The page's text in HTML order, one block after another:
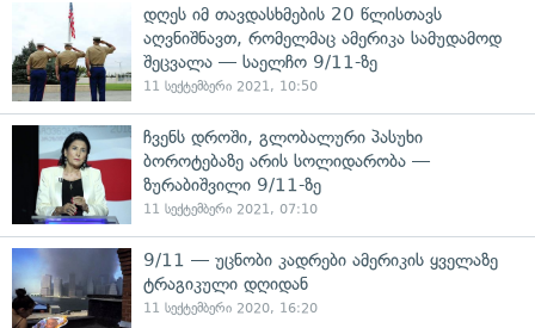
დღეს იმ თავდასხმების 20 წლისთავს
აღვნიშნავთ, რომელმაც ამერიკა სამუდამოდ
შეცვალა — საელჩო 9/11-ზე
11 სექტემბერი 2021, 10:50
ჩვენს დროში, გლობალური პასუხი
ბოროტებაზე არის სოლიდარობა —
ზურაბიშვილი 9/11-ზე
11 სექტემბერი 2021, 07:10
9/11 — უცნობი კადრები ამერიკის ყველაზე
ტრაგიკული დღიდან
11 სექტემბერი 2020, 16:20